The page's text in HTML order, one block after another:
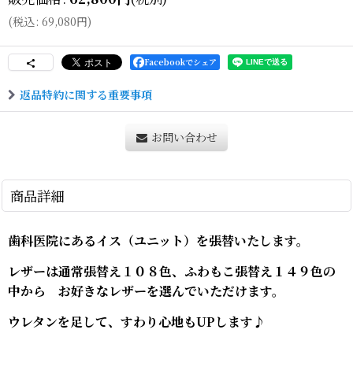
(税込: 69,080円)
Facebookでシェア
返品特約に関する重要事項
お問い合わせ
商品詳細
歯科医院にあるイス（ユニット）を張替いたします。
レザーは通常張替え１０８色、ふわもこ張替え１４９色の
中から お好きなレザーを選んでいただけます。
ウレタンを足して、すわり心地もUPします♪